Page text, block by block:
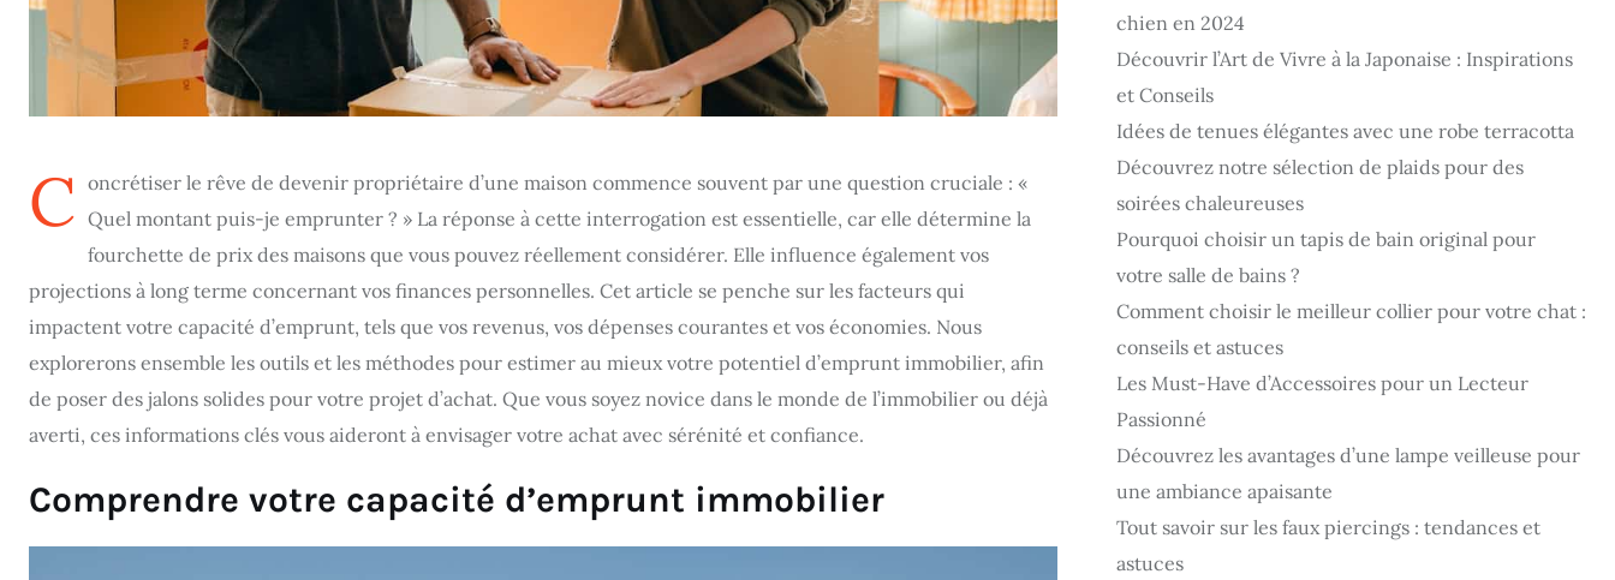
C oncrétiser le rêve de devenir propriétaire d’une maison commence souvent par une question cruciale : «
Quel montant puis-je emprunter ? » La réponse à cette interrogation est essentielle, car elle détermine la
fourchette de prix des maisons que vous pouvez réellement considérer. Elle influence également vos
projections à long terme concernant vos finances personnelles. Cet article se penche sur les facteurs qui
impactent votre capacité d’emprunt, tels que vos revenus, vos dépenses courantes et vos économies. Nous
explorerons ensemble les outils et les méthodes pour estimer au mieux votre potentiel d’emprunt immobilier, afin
de poser des jalons solides pour votre projet d’achat. Que vous soyez novice dans le monde de l’immobilier ou déjà
averti, ces informations clés vous aideront à envisager votre achat avec sérénité et confiance.
Comprendre votre capacité d’emprunt immobilier
chien en 2024
Découvrir l’Art de Vivre à la Japonaise : Inspirations
et Conseils
Idées de tenues élégantes avec une robe terracotta
Découvrez notre sélection de plaids pour des
soirées chaleureuses
Pourquoi choisir un tapis de bain original pour
votre salle de bains ?
Comment choisir le meilleur collier pour votre chat :
conseils et astuces
Les Must-Have d’Accessoires pour un Lecteur
Passionné
Découvrez les avantages d’une lampe veilleuse pour
une ambiance apaisante
Tout savoir sur les faux piercings : tendances et
astuces